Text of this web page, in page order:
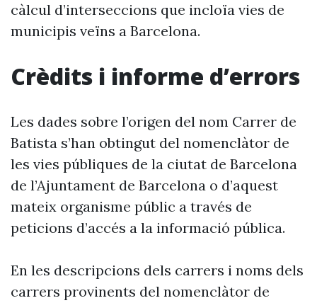
càlcul d’interseccions que incloïa vies de
municipis veïns a Barcelona.
Crèdits i informe d’errors
Les dades sobre l’origen del nom Carrer de
Batista s’han obtingut del nomenclàtor de
les vies públiques de la ciutat de Barcelona
de l’Ajuntament de Barcelona o d’aquest
mateix organisme públic a través de
peticions d’accés a la informació pública.
En les descripcions dels carrers i noms dels
carrers provinents del nomenclàtor de